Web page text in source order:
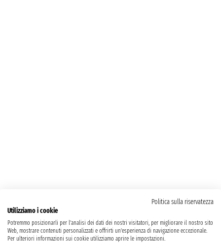
Politica sulla riservatezza
Utilizziamo i cookie
Potremmo posizionarli per l'analisi dei dati dei nostri visitatori, per migliorare il nostro sito
Web, mostrare contenuti personalizzati e offrirti un'esperienza di navigazione eccezionale.
Per ulteriori informazioni sui cookie utilizziamo aprire le impostazioni.